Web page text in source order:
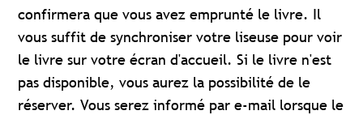
confirmera que vous avez emprunté le livre. Il
vous suffit de synchroniser votre liseuse pour voir
le livre sur votre écran d'accueil. Si le livre n'est
pas disponible, vous aurez la possibilité de le
réserver. Vous serez informé par e-mail lorsque le